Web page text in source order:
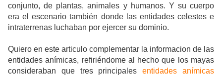
conjunto, de plantas, animales y humanos. Y su cuerpo
era el escenario también donde las entidades celestes e
intraterrenas luchaban por ejercer su dominio.
Quiero en este articulo complementar la informacion de las
entidades anímicas, refiriéndome al hecho que los mayas
consideraban que tres principalesentidades anímicas